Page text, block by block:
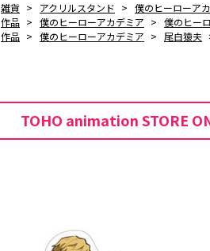
雑貨 > アクリルスタンド > 僕のヒーローア
作品 > 僕のヒーローアカデミア > 僕のヒー
作品 > 僕のヒーローアカデミア > 尾白猿夫
TOHO animation STORE